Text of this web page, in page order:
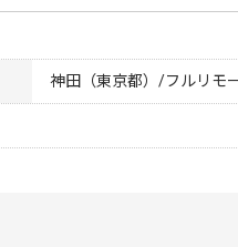
神田（東京都）/フルリモ